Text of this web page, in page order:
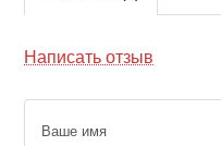
Написать отзыв
Ваше имя